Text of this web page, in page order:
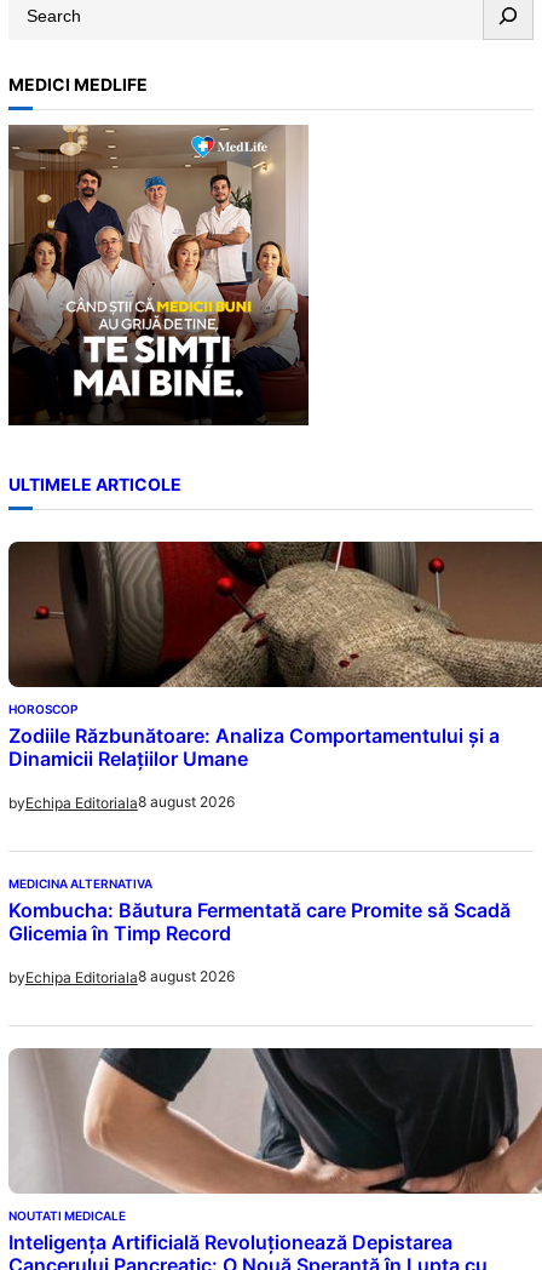
r
c
h
MEDICI MEDLIFE
ULTIMELE ARTICOLE
HOROSCOP
Zodiile Răzbunătoare: Analiza Comportamentului și a
Dinamicii Relațiilor Umane
byEchipa Editoriala8 august 2026
MEDICINA ALTERNATIVA
Kombucha: Băutura Fermentată care Promite să Scadă
Glicemia în Timp Record
byEchipa Editoriala8 august 2026
NOUTATI MEDICALE
Inteligența Artificială Revoluționează Depistarea
Cancerului Pancreatic: O Nouă Speranță în Lupta cu